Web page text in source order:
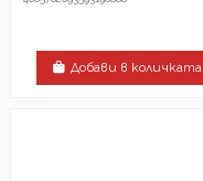
Добави в количката